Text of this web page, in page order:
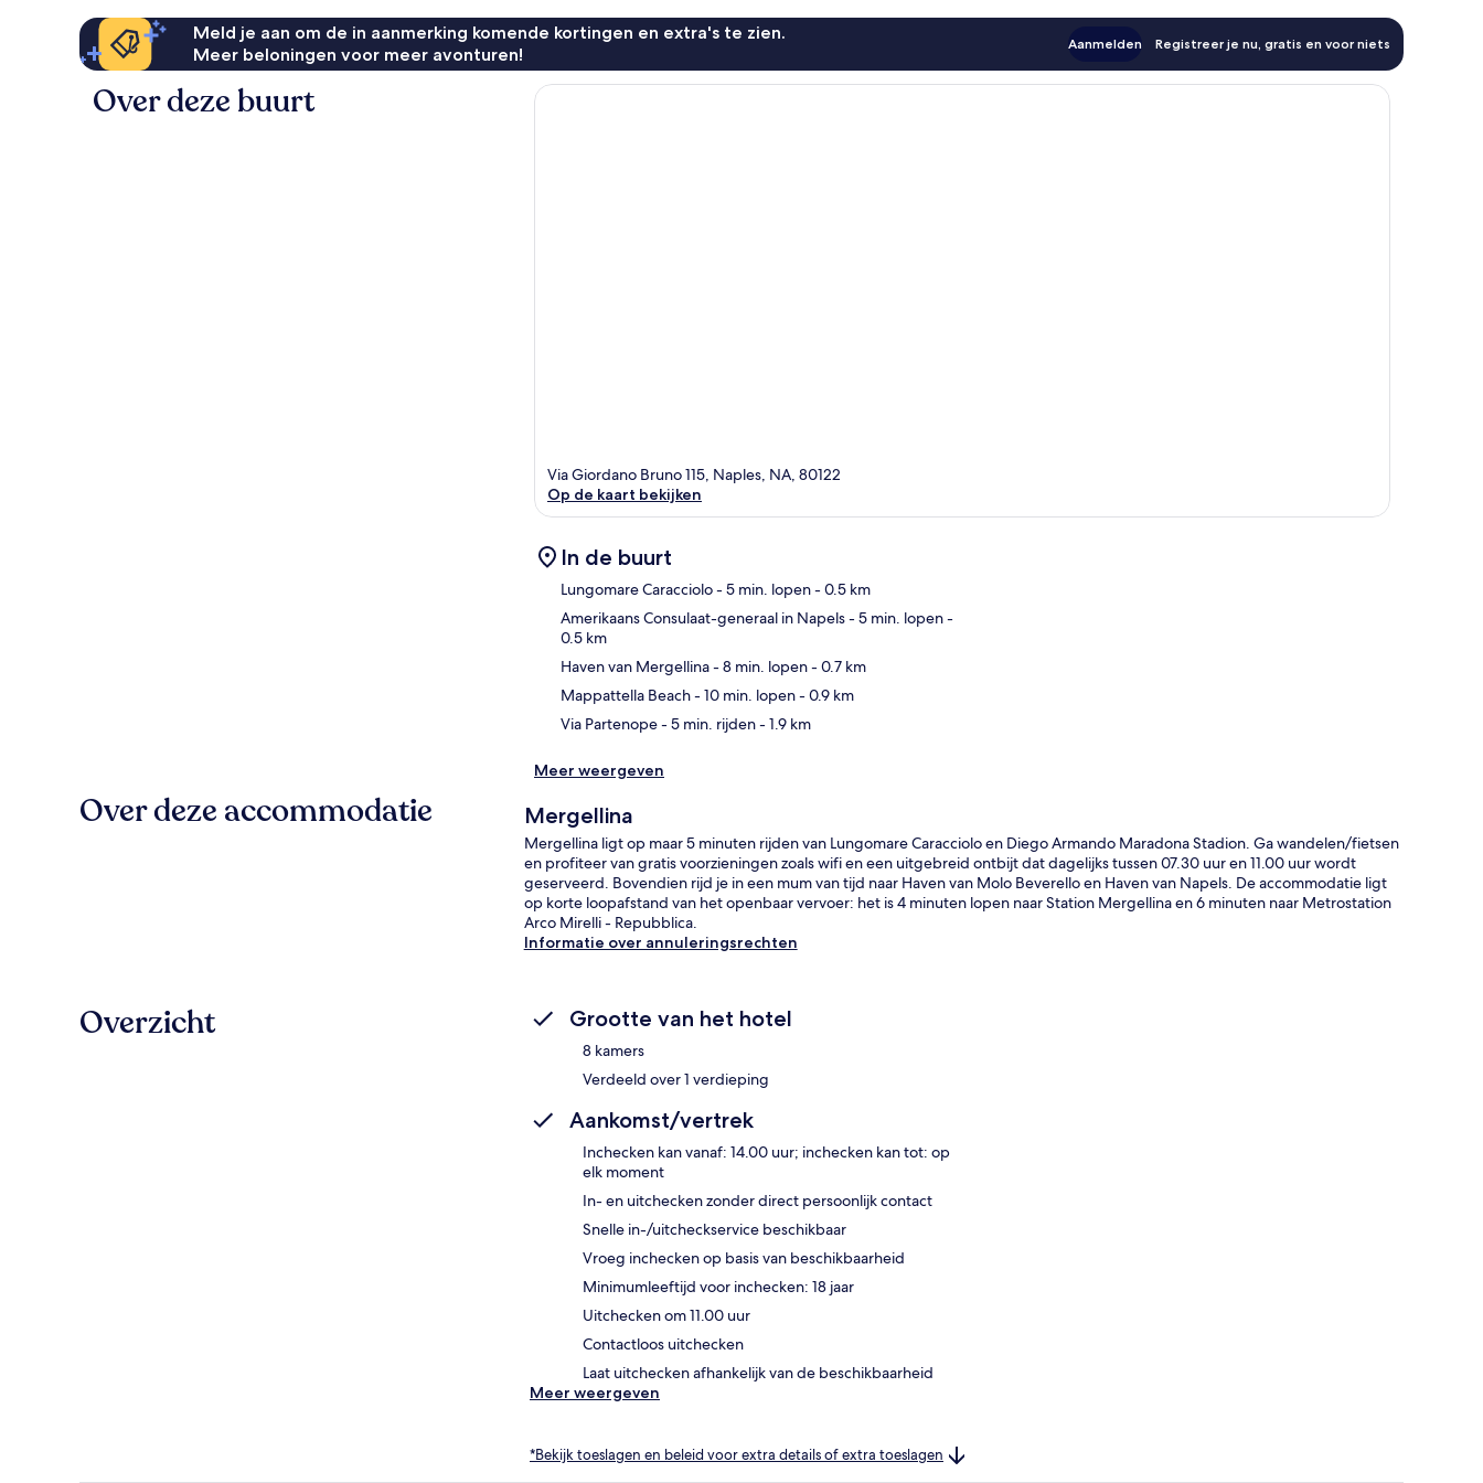
Meld je aan om de in aanmerking komende kortingen en extra's te zien.
Meer beloningen voor meer avonturen!
Aanmelden Registreer je nu, gratis en voor niets
Over deze buurt
Via Giordano Bruno 115, Naples, NA, 80122
Op de kaart bekijken
In de buurt
Lungomare Caracciolo- 5 min. lopen- 0.5 km
Amerikaans Consulaat-generaal in Napels- 5 min. lopen-
0.5 km
Haven van Mergellina- 8 min. lopen- 0.7 km
Mappattella Beach- 10 min. lopen- 0.9 km
Via Partenope- 5 min. rijden- 1.9 km
Meer weergeven
Over deze accommodatie Mergellina
Mergellina ligt op maar 5 minuten rijden van Lungomare Caracciolo en Diego Armando Maradona Stadion. Ga wandelen/fietsen
en profiteer van gratis voorzieningen zoals wifi en een uitgebreid ontbijt dat dagelijks tussen 07.30 uur en 11.00 uur wordt
geserveerd. Bovendien rijd je in een mum van tijd naar Haven van Molo Beverello en Haven van Napels. De accommodatie ligt
op korte loopafstand van het openbaar vervoer: het is 4 minuten lopen naar Station Mergellina en 6 minuten naar Metrostation
Arco Mirelli - Repubblica.
Informatie over annuleringsrechten
Overzicht Grootte van het hotel
8 kamers
Verdeeld over 1 verdieping
Aankomst/vertrek
Inchecken kan vanaf: 14.00 uur; inchecken kan tot: op
elk moment
In- en uitchecken zonder direct persoonlijk contact
Snelle in-/uitcheckservice beschikbaar
Vroeg inchecken op basis van beschikbaarheid
Minimumleeftijd voor inchecken: 18 jaar
Uitchecken om 11.00 uur
Contactloos uitchecken
Laat uitchecken afhankelijk van de beschikbaarheid
Meer weergeven
*Bekijk toeslagen en beleid voor extra details of extra toeslagen